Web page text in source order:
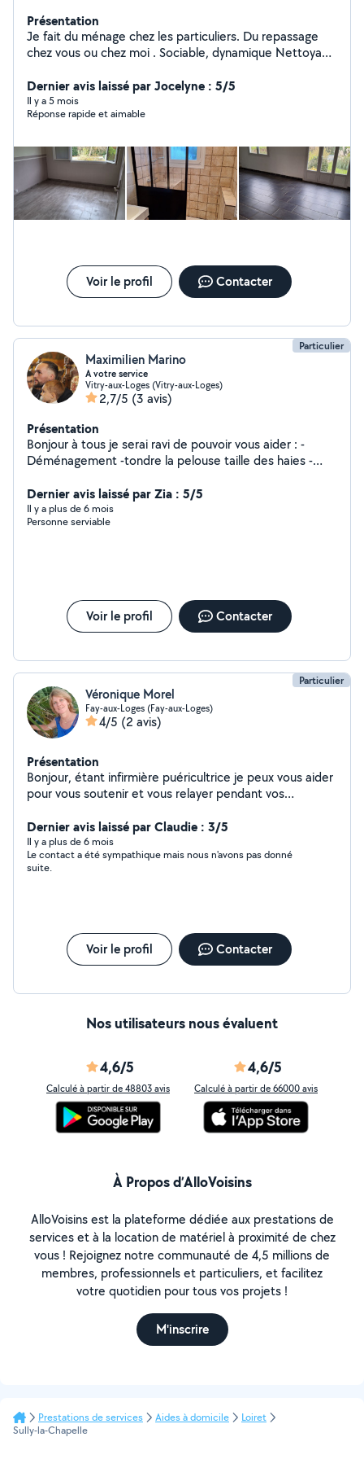
Présentation
Je fait du ménage chez les particuliers. Du repassage
chez vous ou chez moi . Sociable, dynamique Nettoyage
Dernier avis laissé par Jocelyne : 5/5
Il y a 5 mois
Réponse rapide et aimable
Voir le profil Contacter
Particulier
Maximilien Marino
A votre service
Vitry-aux-Loges (Vitry-aux-Loges)
2,7/5 (3 avis)
Présentation
Bonjour à tous je serai ravi de pouvoir vous aider : -
Déménagement -tondre la pelouse taille des haies -
Dernier avis laissé par Zia : 5/5
Il y a plus de 6 mois
Personne serviable
Voir le profil Contacter
Particulier
Véronique Morel
Fay-aux-Loges (Fay-aux-Loges)
4/5 (2 avis)
Présentation
Bonjour, étant infirmière puéricultrice je peux vous aider
pour vous soutenir et vous relayer pendant vos
enfants ou de personnes âgées. J'adore également les
animaux , j ai moi même chats et chien. Je peux vous
garder vos petites boules de poils chat, chien, lapin
Dernier avis laissé par Claudie : 3/5
Il y a plus de 6 mois
Le contact a été sympathique mais nous n'avons pas donné
suite.
Voir le profil Contacter
Nos utilisateurs nous évaluent
4,6/5
Calculé à partir de 48803 avis
4,6/5
Calculé à partir de 66000 avis
À Propos d’AlloVoisins
AlloVoisins est la plateforme dédiée aux prestations de
services et à la location de matériel à proximité de chez
vous ! Rejoignez notre communauté de 4,5 millions de
membres, professionnels et particuliers, et facilitez
votre quotidien pour tous vos projets !
M'inscrire
Prestations de services Aides à domicile
Loiret
Sully-la-Chapelle